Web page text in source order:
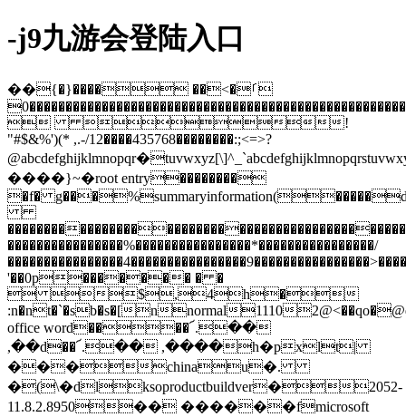
-j9九游会登陆入口
��ࡱ�>�� ����{�}
����������������������������������������������������������������������������������������������������������������������������������������������������������������������������������������������������������������������������������������������������������������������������������������������������������������������������������������������������������������������������������������������������������������������������������������0
 !
"#$&%')(* ,.-/12����435768��������:;<=>?
����}~�root entry��������
�f�
����������������%����������������*����������������/
'��0p������� � �
 $,4h�
:n�nt�`�sb�s�[nnormal1110
office word����՜.��
,��d��՜.�� ,����h�pxlt|
���chinau�.
�(\�dlksoproductbuildver�2052-
11.8.2.8950�� ������fmicrosoft